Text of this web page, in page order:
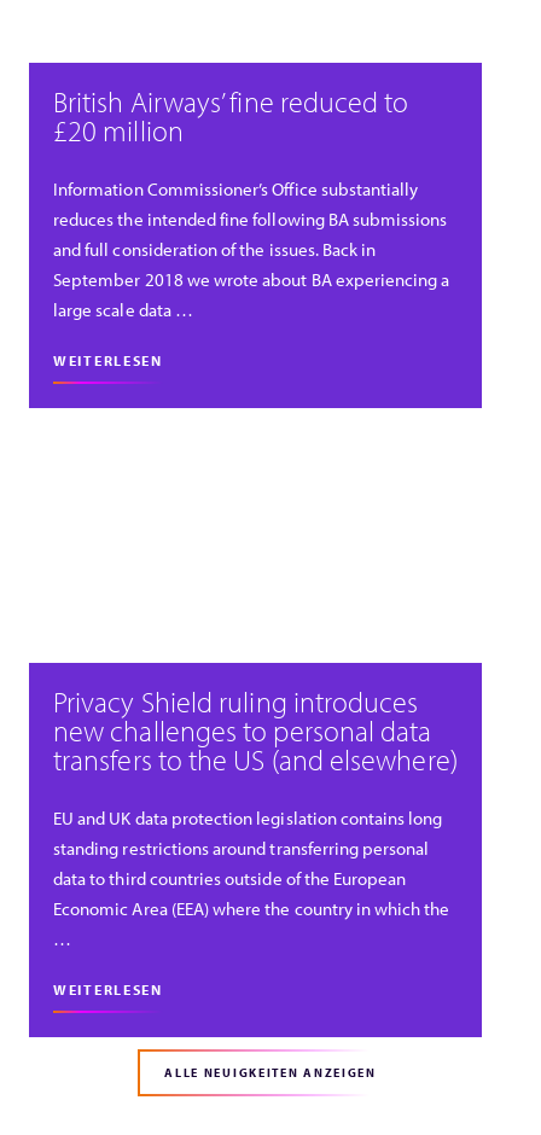
British Airways’ fine reduced to
£20 million
Information Commissioner’s Office substantially
reduces the intended fine following BA submissions
and full consideration of the issues. Back in
September 2018 we wrote about BA experiencing a
large scale data …
WEITERLESEN
Privacy Shield ruling introduces
new challenges to personal data
transfers to the US (and elsewhere)
EU and UK data protection legislation contains long
standing restrictions around transferring personal
data to third countries outside of the European
Economic Area (EEA) where the country in which the
…
WEITERLESEN
ALLE NEUIGKEITEN ANZEIGEN